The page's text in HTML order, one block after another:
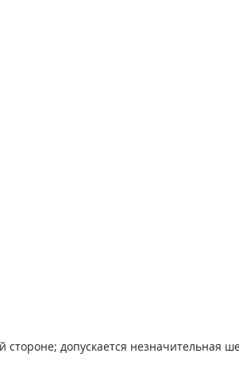
допускается незначительная